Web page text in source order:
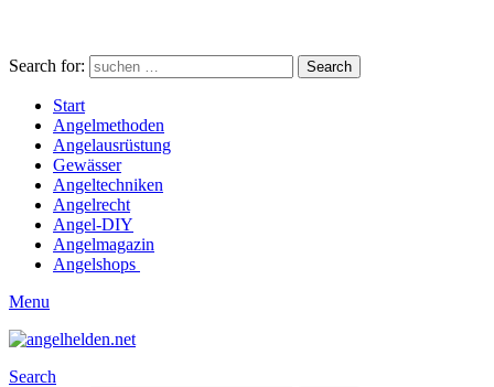
Search for: Search
Start
Angelmethoden
Angelausrüstung
Gewässer
Angeltechniken
Angelrecht
Angel-DIY
Angelmagazin
Angelshops
Menu
Search